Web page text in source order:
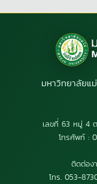
มหาวิทยาลัยแ
เลขที่ 63 หมู่ 4
โทรศัพท์ :
ติดต่อง
โทร. 053-